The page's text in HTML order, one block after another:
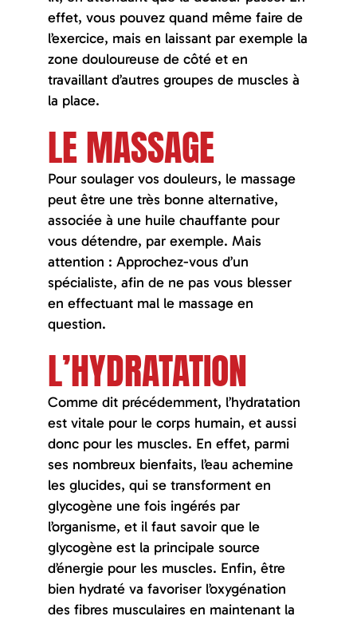
effet, vous pouvez quand même faire de
l’exercice, mais en laissant par exemple la
zone douloureuse de côté et en
travaillant d’autres groupes de muscles à
la place.
LE MASSAGE
Pour soulager vos douleurs, le massage
peut être une très bonne alternative,
associée à une huile chauffante pour
vous détendre, par exemple. Mais
attention : Approchez-vous d’un
spécialiste, afin de ne pas vous blesser
en effectuant mal le massage en
question.
L’HYDRATATION
Comme dit précédemment, l’hydratation
est vitale pour le corps humain, et aussi
donc pour les muscles. En effet, parmi
ses nombreux bienfaits, l’eau achemine
les glucides, qui se transforment en
glycogène une fois ingérés par
l’organisme, et il faut savoir que le
glycogène est la principale source
d’énergie pour les muscles. Enfin, être
bien hydraté va favoriser l’oxygénation
des fibres musculaires en maintenant la